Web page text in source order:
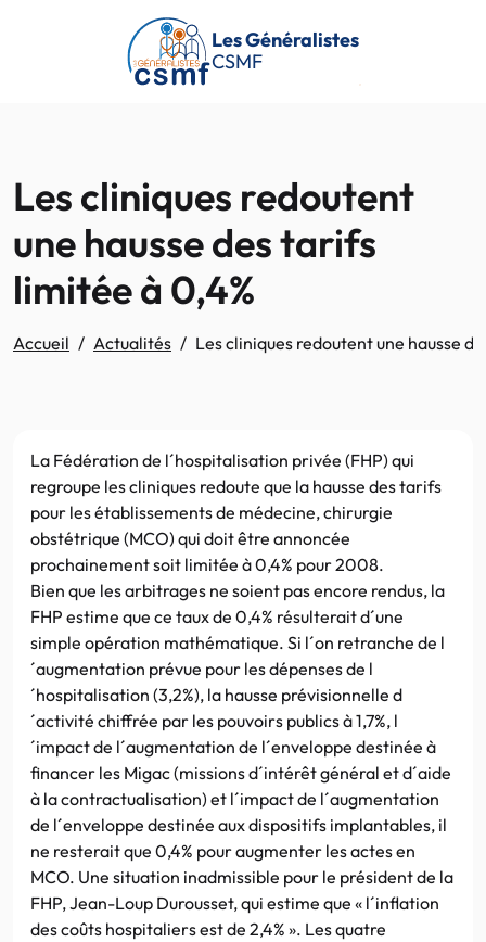
Passer au contenu principal
Les Généralistes
CSMF
Les cliniques redoutent
une hausse des tarifs
limitée à 0,4%
Accueil Actualités Les cliniques redoutent une hausse
La Fédération de l´hospitalisation privée (FHP) qui
regroupe les cliniques redoute que la hausse des tarifs
pour les établissements de médecine, chirurgie
obstétrique (MCO) qui doit être annoncée
prochainement soit limitée à 0,4% pour 2008.
Bien que les arbitrages ne soient pas encore rendus, la
FHP estime que ce taux de 0,4% résulterait d´une
simple opération mathématique. Si l´on retranche de l
´augmentation prévue pour les dépenses de l
´hospitalisation (3,2%), la hausse prévisionnelle d
´activité chiffrée par les pouvoirs publics à 1,7%, l
´impact de l´augmentation de l´enveloppe destinée à
financer les Migac (missions d´intérêt général et d´aide
à la contractualisation) et l´impact de l´augmentation
de l´enveloppe destinée aux dispositifs implantables, il
ne resterait que 0,4% pour augmenter les actes en
MCO. Une situation inadmissible pour le président de la
FHP, Jean-Loup Durousset, qui estime que « l´inflation
des coûts hospitaliers est de 2,4% ». Les quatre